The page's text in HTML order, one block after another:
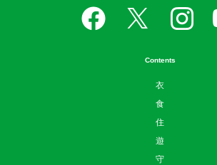
Contents
衣
食
住
遊
守